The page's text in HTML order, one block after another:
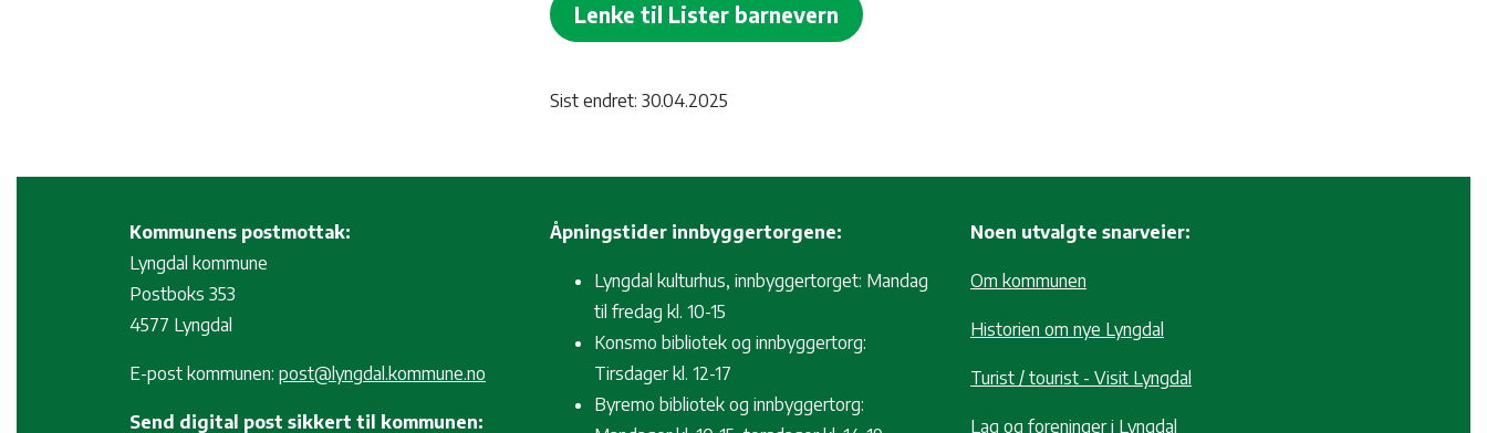
Lenke til Lister barnevern
Sist endret: 30.04.2025
Kommunens postmottak:
Lyngdal kommune
Postboks 353
4577 Lyngdal
E-post kommunen: post@lyngdal.kommune.no
Send digital post sikkert til kommunen:
Åpningstider innbyggertorgene:
Lyngdal kulturhus, innbyggertorget: Mandag
til fredag kl. 10-15
Konsmo bibliotek og innbyggertorg:
Tirsdager kl. 12-17
Byremo bibliotek og innbyggertorg:
Noen utvalgte snarveier:
Om kommunen
Historien om nye Lyngdal
Turist / tourist - Visit Lyngdal
Lag og foreninger i Lyngdal